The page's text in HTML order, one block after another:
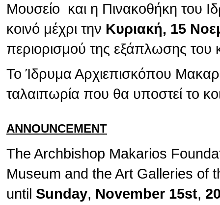
Μουσείο και η Πινακοθήκη του
κοινό μέχρι την Κυριακή, 15
περιορισμού της εξάπλωσης του
Το Ίδρυμα Αρχιεπισκόπου
ταλαιπωρία που θα υποστεί το
ANNOUNCEMENT
The Archbishop Makarios
Museum and the Art Galleries of
until Sunday, November 15st,